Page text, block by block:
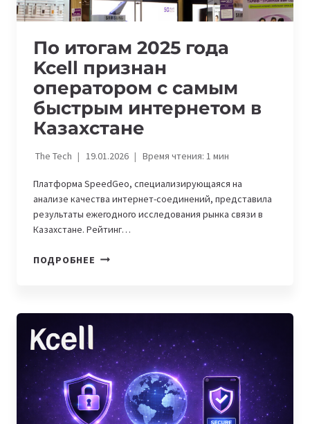
По итогам 2025 года
Kcell признан
оператором с самым
быстрым интернетом в
Казахстане
The Tech 19.01.2026 Время чтения: 1мин
Платформа SpeedGeo, специализирующаяся на
анализе качества интернет-соединений, представила
результаты ежегодного исследования рынка связи в
Казахстане. Рейтинг…
ПОДРОБНЕЕ ПО
ПРИЗНАН
ОПЕРАТОРОМ
С
САМЫМ
БЫСТРЫМ
ИНТЕРНЕТОМ